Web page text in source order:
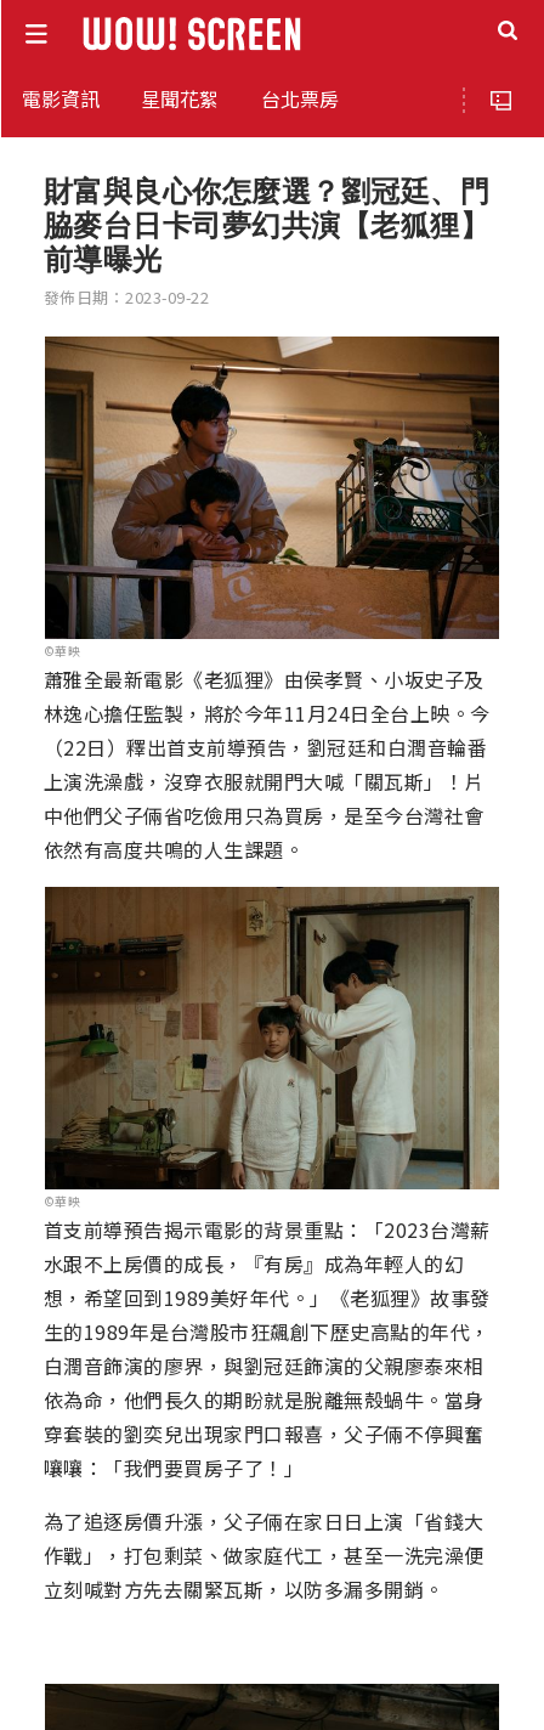
電影資訊 星聞花絮 台北票房
財富與良心你怎麼選？劉冠廷、門
脇麥台日卡司夢幻共演【老狐狸】
前導曝光
發佈日期：2023-09-22
©華映
蕭雅全最新電影《老狐狸》由侯孝賢、小坂史子及
林逸心擔任監製，將於今年11月24日全台上映。今
（22日）釋出首支前導預告，劉冠廷和白潤音輪番
上演洗澡戲，沒穿衣服就開門大喊「關瓦斯」！片
中他們父子倆省吃儉用只為買房，是至今台灣社會
依然有高度共鳴的人生課題。
©華映
首支前導預告揭示電影的背景重點：「2023台灣薪
水跟不上房價的成長，『有房』成為年輕人的幻
想，希望回到1989美好年代。」《老狐狸》故事發
生的1989年是台灣股市狂飆創下歷史高點的年代，
白潤音飾演的廖界，與劉冠廷飾演的父親廖泰來相
依為命，他們長久的期盼就是脫離無殼蝸牛。當身
穿套裝的劉奕兒出現家門口報喜，父子倆不停興奮
嚷嚷：「我們要買房子了！」
為了追逐房價升漲，父子倆在家日日上演「省錢大
作戰」，打包剩菜、做家庭代工，甚至一洗完澡便
立刻喊對方先去關緊瓦斯，以防多漏多開銷。